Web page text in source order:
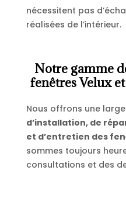
nécessitent pas
réalisées de l’intérieur.
Notre gamme
fenêtres Velux
Nous offrons une
d’installation, de
et d’entretien des
sommes toujours
consultations et des